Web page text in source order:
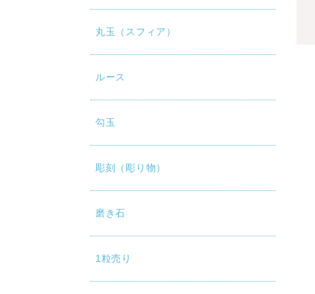
丸玉（スフィア）
ルース
勾玉
彫刻（彫り物）
磨き石
1粒売り